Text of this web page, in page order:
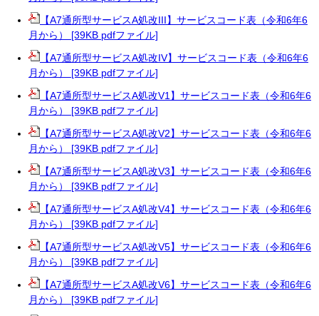
【A7通所型サービスA処改III】サービスコード表（令和6年6
月から） [39KB pdfファイル]
【A7通所型サービスA処改IV】サービスコード表（令和6年6
月から） [39KB pdfファイル]
【A7通所型サービスA処改V1】サービスコード表（令和6年6
月から） [39KB pdfファイル]
【A7通所型サービスA処改V2】サービスコード表（令和6年6
月から） [39KB pdfファイル]
【A7通所型サービスA処改V3】サービスコード表（令和6年6
月から） [39KB pdfファイル]
【A7通所型サービスA処改V4】サービスコード表（令和6年6
月から） [39KB pdfファイル]
【A7通所型サービスA処改V5】サービスコード表（令和6年6
月から） [39KB pdfファイル]
【A7通所型サービスA処改V6】サービスコード表（令和6年6
月から） [39KB pdfファイル]